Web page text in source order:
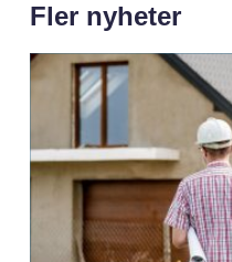
Fler nyheter